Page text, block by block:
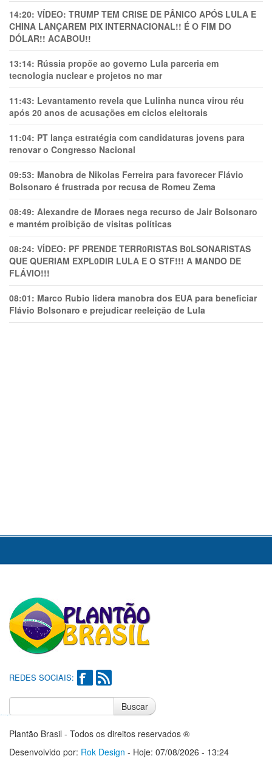
14:20: VÍDEO: TRUMP TEM CRlSE DE PÂNlCO APÓS LULA E
CHINA LANÇAREM PIX INTERNACIONAL!! É O FIM DO
DÓLAR!! ACABOU!!
13:14: Rússia propõe ao governo Lula parceria em
tecnologia nuclear e projetos no mar
11:43: Levantamento revela que Lulinha nunca virou réu
após 20 anos de acusações em ciclos eleitorais
11:04: PT lança estratégia com candidaturas jovens para
renovar o Congresso Nacional
09:53: Manobra de Nikolas Ferreira para favorecer Flávio
Bolsonaro é frustrada por recusa de Romeu Zema
08:49: Alexandre de Moraes nega recurso de Jair Bolsonaro
e mantém proibição de visitas políticas
08:24: VÍDEO: PF PRENDE TERR0RlSTAS B0LSONARlSTAS
QUE QUERIAM EXPL0DlR LULA E O STF!!! A MANDO DE
FLÁVIO!!!
08:01: Marco Rubio lidera manobra dos EUA para beneficiar
Flávio Bolsonaro e prejudicar reeleição de Lula
REDES SOCIAIS:
Buscar
Plantão Brasil - Todos os direitos reservados ®
Desenvolvido por: Rok Design - Hoje: 07/08/2026 - 13:24